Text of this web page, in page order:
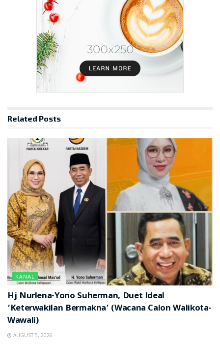
Related Posts
KANAL
Hj Nurlena-Yono Suherman, Duet Ideal
‘Keterwakilan Bermakna’ (Wacana Calon Walikota-
Wawali)
AUGUST 5, 2026